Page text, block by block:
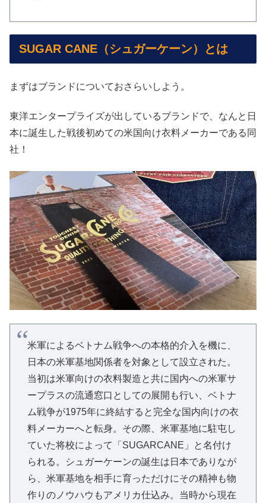
SUGAR CANE（シュガーケーン）とは
まずはブランドについておさらいしよう。
東洋エンタープライズが出しているブランドで、なんと日
本に誕生した戦後初めての米国向け衣料メーカーである同
社！
米軍によるベトナム戦争への本格的介入を機に、
日本の米軍基地関係者を対象として設立された。
当初は米軍向けの衣料製造と共に国内への米軍サ
ープラスの流通窓口としての展開も行い、ベトナ
ム戦争が1975年に終結すると完全な国内向けの衣
料メーカーへと転身。その際、米軍基地に駐屯し
ていた将校によって「SUGARCANE」と名付け
られる。シュガーケーンの誕生は日本でありなが
ら、米軍基地を相手に育っただけにその精神も物
作りのノウハウもアメリカ仕込み。当時から現在